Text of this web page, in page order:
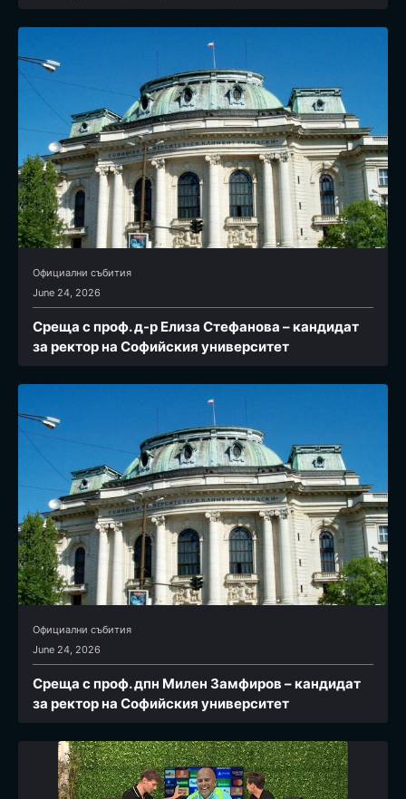
Официални събития
June 24, 2026
Среща с проф. д-р Елиза Стефанова – кандидат
за ректор на Софийския университет
Официални събития
June 24, 2026
Среща с проф. дпн Милен Замфиров – кандидат
за ректор на Софийския университет